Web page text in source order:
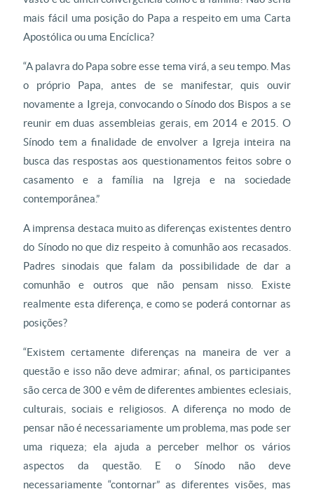
mais fácil uma posição do Papa a respeito em uma Carta
Apostólica ou uma Encíclica?
“A palavra do Papa sobre esse tema virá, a seu tempo. Mas
o próprio Papa, antes de se manifestar, quis ouvir
novamente a Igreja, convocando o Sínodo dos Bispos a se
reunir em duas assembleias gerais, em 2014 e 2015. O
Sínodo tem a finalidade de envolver a Igreja inteira na
busca das respostas aos questionamentos feitos sobre o
casamento e a família na Igreja e na sociedade
contemporânea.”
A imprensa destaca muito as diferenças existentes dentro
do Sínodo no que diz respeito à comunhão aos recasados.
Padres sinodais que falam da possibilidade de dar a
comunhão e outros que não pensam nisso. Existe
realmente esta diferença, e como se poderá contornar as
posições?
“Existem certamente diferenças na maneira de ver a
questão e isso não deve admirar; afinal, os participantes
são cerca de 300 e vêm de diferentes ambientes eclesiais,
culturais, sociais e religiosos. A diferença no modo de
pensar não é necessariamente um problema, mas pode ser
uma riqueza; ela ajuda a perceber melhor os vários
aspectos da questão. E o Sínodo não deve
necessariamente “contornar” as diferentes visões, mas